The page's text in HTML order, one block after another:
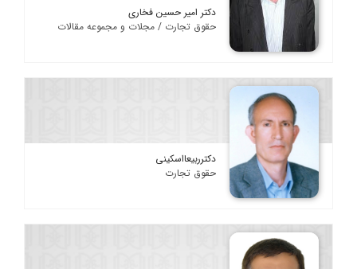
دکتر امیر حسین فخاری
حقوق تجارت / مجلات و مجموعه مقالات
دکترربیعااسکینی
حقوق تجارت